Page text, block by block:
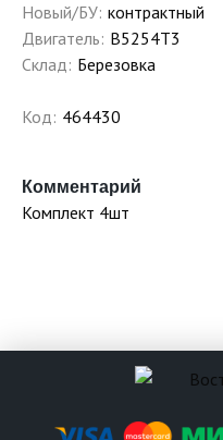
Новый/БУ: контрактный
Двигатель: B5254T3
Склад: Березовка
Код: 464430
Комментарий
Комплект 4шт